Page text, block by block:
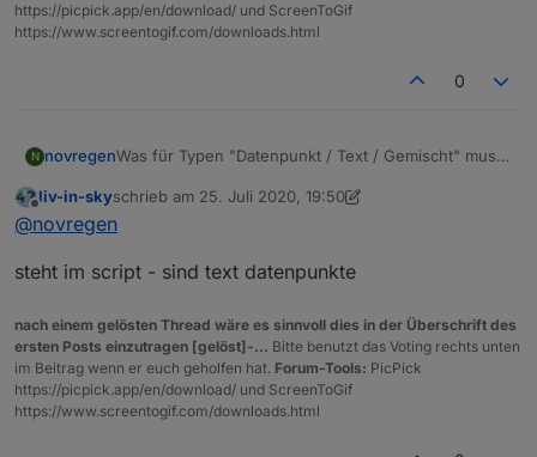
https://picpick.app/en/download/ und ScreenToGif
https://www.screentogif.com/downloads.html
0
N novregenWas für Typen "Datenpunkt / Text / Gemischt" muss
Und im Vis dann eine HTML Tabelle einfügen und
http://192.168.xx.xx:8082/vis.0/htmlexample.html
liv-in-skyschrieb am 25. Juli 2020, 19:50
zuletzt editiert von liv-in-sky
@novregen
steht im script - sind text datenpunkte
nach einem gelösten Thread wäre es sinnvoll dies in der Überschrift des
ersten Posts einzutragen [gelöst]-... Bitte benutzt das Voting rechts unten
im Beitrag wenn er euch geholfen hat. Forum-Tools: PicPick
https://picpick.app/en/download/ und ScreenToGif
https://www.screentogif.com/downloads.html